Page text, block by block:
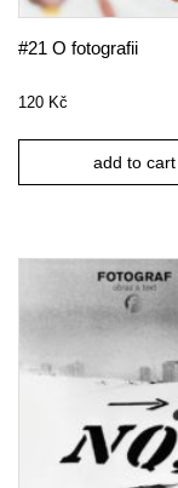
#21 O fotografii
120 Kč
add to cart